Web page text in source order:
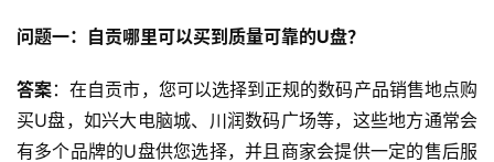
云
算
问题一：自贡哪里可以买到质量可靠的U盘？
答案：在自贡市，您可以选择到正规的数码产品销售地点购
买U盘，如兴大电脑城、川润数码广场等，这些地方通常会
有多个品牌的U盘供您选择，并且商家会提供一定的售后服